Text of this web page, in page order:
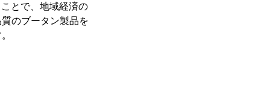
とで、地域経済の
のブータン製品を